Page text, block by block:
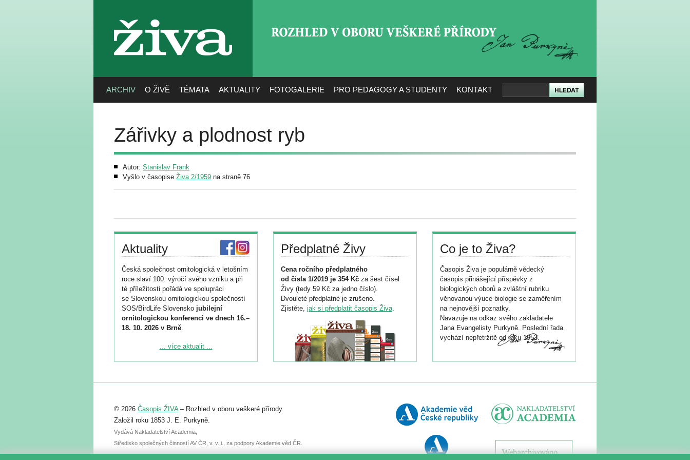
živa
ARCHIV O ŽIVĚ TÉMATA AKTUALITY FOTOGALERIE PRO PEDAGOGY A STUDENTY KONTAKT
Zářivky a plodnost ryb
Autor: Stanislav Frank
Vyšlo v časopise Živa 2/1959 na straně 76
Aktuality
Česká společnost ornitologická v letošním
roce slaví 100. výročí svého vzniku a při
té příležitosti pořádá ve spolupráci
se Slovenskou ornitologickou společností
SOS/BirdLife Slovensko jubilejní
ornitologickou konferenci ve dnech 16.–
18. 10. 2026 v Brně.
Podrobnější informace ke konferenci
Registrovat se můžete do 6. září.
abstraktu přihlášené přednášky nebo
posteru je už 30. června.
... více aktualit ...
Předplatné Živy
Cena ročního předplatného
od čísla 1/2019 je 354 Kč za šest čísel
Živy (tedy 59 Kč za jedno číslo).
Dvouleté předplatné je zrušeno.
Zjistěte, jak si předplatit časopis Živa.
Co je to Živa?
Časopis Živa je populárně vědecký
časopis přinášející příspěvky z
biologických oborů a zvláštní rubriku
věnovanou výuce biologie se zaměřením
na nejnovější poznatky.
Navazuje na odkaz svého zakladatele
Jana Evangelisty Purkyně. Poslední řada
vychází nepřetržitě od roku 1953.
© 2026 Časopis ŽIVA– Rozhled v oboru veškeré přírody.
Založil roku 1853 J. E. Purkyně.
Vydává Nakladatelství Academia,
Středisko společných činností AV ČR, v. v. i., za podpory Akademie věd ČR.